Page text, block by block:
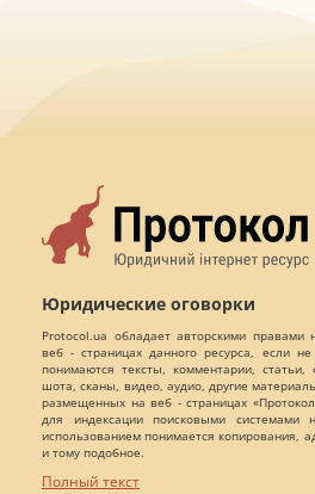
Юридические оговорки
Protocol.ua обладает авторскими
веб - страницах данного ресурса, если
понимаются тексты, комментарии,
шота, сканы, видео, аудио, другие
размещенных на веб - страницах
для индексации поисковыми системами
использованием понимается копирования,
и тому подобное.
Полный текст